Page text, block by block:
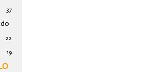
37
22
19